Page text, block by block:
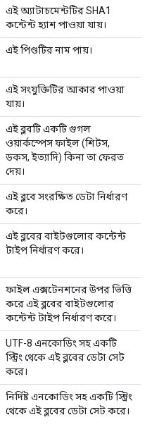
এই অ্যাটাচমেন্টটির SHA1
কন্টেন্ট হ্যাশ পাওয়া যায়।
এই পিণ্ডটির নাম পায়।
এই সংযুক্তিটির আকার পাওয়া
যায়।
এই ব্লবটি একটি গুগল
ওয়ার্কস্পেস ফাইল (শিটস,
ডকস, ইত্যাদি) কিনা তা ফেরত
দেয়।
এই ব্লবে সংরক্ষিত ডেটা নির্ধারণ
করে।
এই ব্লবের বাইটগুলোর কন্টেন্ট
টাইপ নির্ধারণ করে।
ফাইল এক্সটেনশনের উপর ভিত্তি
করে এই ব্লবের বাইটগুলোর
কন্টেন্ট টাইপ নির্ধারণ করে।
UTF-8 এনকোডিং সহ একটি
স্ট্রিং থেকে এই ব্লবের ডেটা সেট
করে।
নির্দিষ্ট এনকোডিং সহ একটি স্ট্রিং
থেকে এই ব্লবের ডেটা সেট করে।